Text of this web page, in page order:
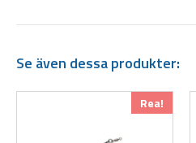
Se även dessa produkter:
Rea!
produkten